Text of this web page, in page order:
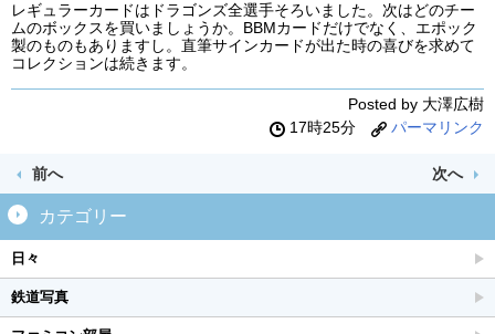
レギュラーカードはドラゴンズ全選手そろいました。次はどのチー
ムのボックスを買いましょうか。BBMカードだけでなく、エポック
製のものもありますし。直筆サインカードが出た時の喜びを求めて
コレクションは続きます。
Posted by 大澤広樹
17時25分
パーマリンク
前へ 次へ
カテゴリー
日々
鉄道写真